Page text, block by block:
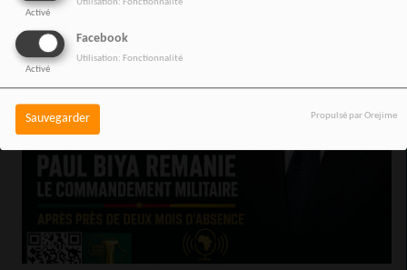
Activé
Utilisation: Fonctionnalité
Facebook
Activé
Utilisation: Fonctionnalité
Sauvegarder Propulsé par Orejime